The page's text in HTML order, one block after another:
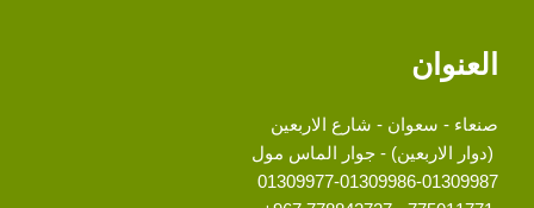
العنوان
صنعاء - سعوان - شارع الاربعين
(دوار الاربعين) - جوار الماس مول
01309977-01309986-01309987